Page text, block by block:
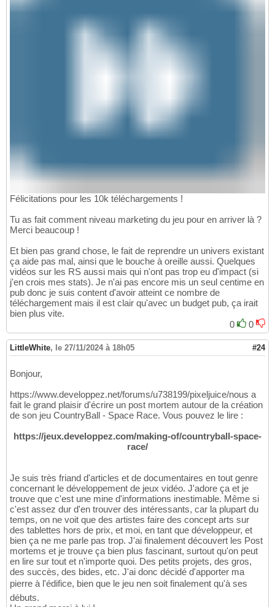
Félicitations pour les 10k téléchargements !
Tu as fait comment niveau marketing du jeu pour en arriver là ?
Merci beaucoup !
Et bien pas grand chose, le fait de reprendre un univers existant
ça aide pas mal, ainsi que le bouche à oreille aussi. Quelques
vidéos sur les RS aussi mais qui n'ont pas trop eu d'impact (si
j'en crois mes stats). Je n'ai pas encore mis un seul centime en
pub donc je suis content d'avoir atteint ce nombre de
téléchargement mais il est clair qu'avec un budget pub, ça irait
bien plus vite.
0
0
LittleWhite, le 27/11/2024 à 18h05 #24
Bonjour,
https://www.developpez.net/forums/u738199/pixeljuice/nous a
fait le grand plaisir d'écrire un post mortem autour de la création
de son jeu CountryBall - Space Race. Vous pouvez le lire :
https://jeux.developpez.com/making-of/countryball-space-
race/
Je suis très friand d'articles et de documentaires en tout genre
concernant le développement de jeux vidéo. J'adore ça et je
trouve que c'est une mine d'informations inestimable. Même si
c'est assez dur d'en trouver des intéressants, car la plupart du
temps, on ne voit que des artistes faire des concept arts sur
des tablettes hors de prix, et moi, en tant que développeur, et
bien ça ne me parle pas trop. J'ai finalement découvert les Post
mortems et je trouve ça bien plus fascinant, surtout qu'on peut
en lire sur tout et n'importe quoi. Des petits projets, des gros,
des succès, des bides, etc. J'ai donc décidé d'apporter ma
pierre à l'édifice, bien que le jeu nen soit finalement qu'à ses
débuts.